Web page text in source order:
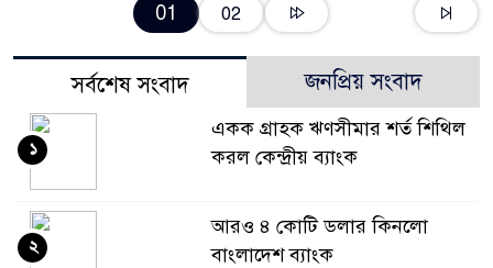
01 02
সর্বশেষ সংবাদ জনপ্রিয় সংবাদ
একক গ্রাহক ঋণসীমার শর্ত শিথিল
করল কেন্দ্রীয় ব্যাংক
১
আরও ৪ কোটি ডলার কিনলো
বাংলাদেশ ব্যাংক
২